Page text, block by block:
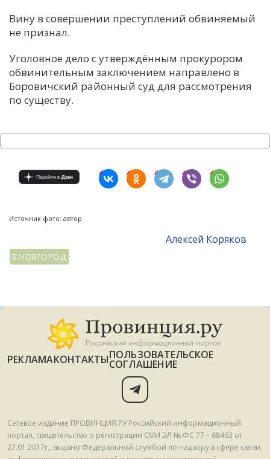
Вину в совершении преступлений обвиняемый
не признал.
Уголовное дело с утверждённым прокурором
обвинительным заключением направлено в
Боровичский районный суд для рассмотрения
по существу.
Источник фото: автор
Алексей Коряков
В.НОВГОРОД
РЕКЛАМАКОНТАКТЫПОЛЬЗОВАТЕЛЬСКОЕ
СОГЛАШЕНИЕ
Сетевое издание ПРОВИНЦИЯ.РУ Российский информационный
портал, свидетельство о регистрации СМИ ЭЛ № ФС 77 – 68463 от
27.01.2017г., выдано Федеральной службой по надзору в сфере связи,